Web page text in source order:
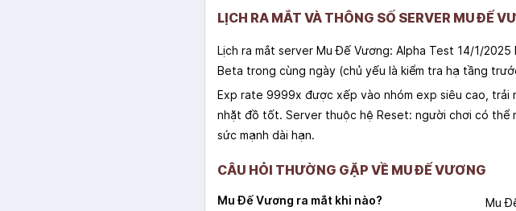
LỊCH RA MẮT VÀ THÔNG SỐ SERVER MU ĐẾ
Lịch ra mắt server Mu Đế Vương: Alpha Test 14/1/
Beta trong cùng ngày (chủ yếu là kiểm tra hạ tầng
Exp rate 9999x được xếp vào nhóm exp siêu cao, trải
nhặt đồ tốt. Server thuộc hệ Reset: người chơi có thể
sức mạnh dài hạn.
CÂU HỎI THƯỜNG GẶP VỀ MU ĐẾ VƯƠNG
Mu Đế Vương ra mắt khi nào?
Mu